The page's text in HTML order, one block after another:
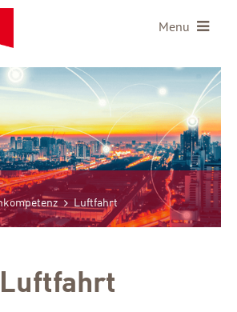
Menu
Luftfahrt
Luftfahrt